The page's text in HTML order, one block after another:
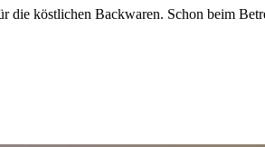
die köstlichen Backwaren. Schon beim